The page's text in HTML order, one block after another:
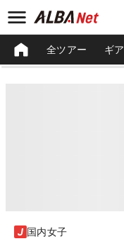
全ツアー ギア
国内女子